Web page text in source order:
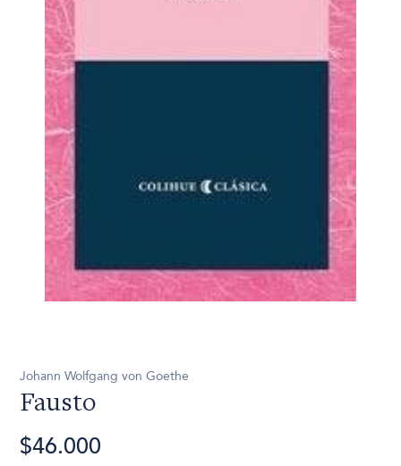
Johann Wolfgang von Goethe
Fausto
$46.000